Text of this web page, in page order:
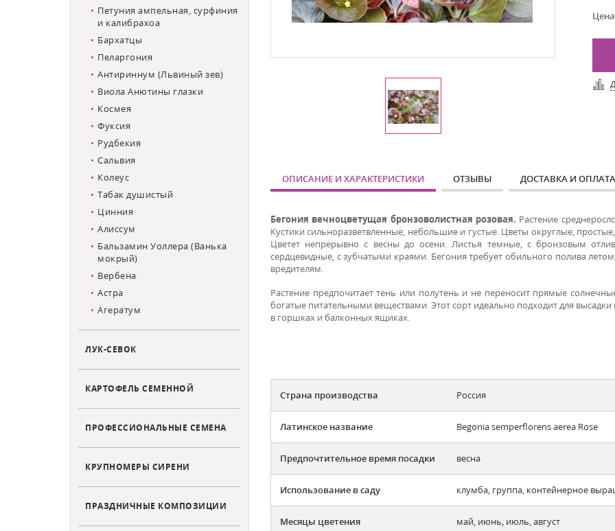
Петуния ампельная, сурфиния
и калибрахоа
Бархатцы
Пеларгония
Антириннум (Львиный зев)
Виола Анютины глазки
Космея
Фуксия
Рудбекия
Сальвия
Колеус
Табак душистый
Цинния
Алиссум
Бальзамин Уоллера (Ванька
мокрый)
Вербена
Астра
Агератум
ЛУК-СЕВОК
КАРТОФЕЛЬ СЕМЕННОЙ
ПРОФЕССИОНАЛЬНЫЕ СЕМЕНА
КРУПНОМЕРЫ СИРЕНИ
ПРАЗДНИЧНЫЕ КОМПОЗИЦИИ
ОПИСАНИЕ И ХАРАКТЕРИСТИКИ ОТЗЫВЫ ДОСТАВКА И ОПЛАТА
Бегония вечноцветущая бронзоволистная розовая. Растение
Кустики сильноразветвленные, небольшие и густые. Цветы округлые,
Цветет непрерывно с весны до осени. Листья темные, с бронзовым
сердцевидные, с зубчатыми краями. Бегония требует обильного полива
вредителям.
Растение предпочитает тень или полутень и не переносит прямые
богатые питательными веществами. Этот сорт идеально подходит для
в горшках и балконных ящиках.
Страна производства Россия
Латинское название Begonia semperflorens aerea Rose
Предпочтительное время посадки весна
Использование в саду клумба, группа, контейнерное
Месяцы цветения май, июнь, июль, август